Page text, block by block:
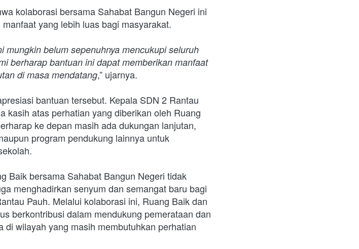
kolaborasi bersama Sahabat Bangun Negeri ini
yang lebih luas bagi masyarakat.
belum sepenuhnya mencukupi seluruh
berharap bantuan ini dapat memberikan manfaat
di masa mendatang,” ujarnya.
kasih atas perhatian yang diberikan oleh Ruang
ke depan masih ada dukungan lanjutan,
program pendukung lainnya untuk
Baik bersama Sahabat Bangun Negeri tidak
menghadirkan senyum dan semangat baru bagi
Pauh. Melalui kolaborasi ini, Ruang Baik dan
berkontribusi dalam mendukung pemerataan dan
wilayah yang masih membutuhkan perhatian